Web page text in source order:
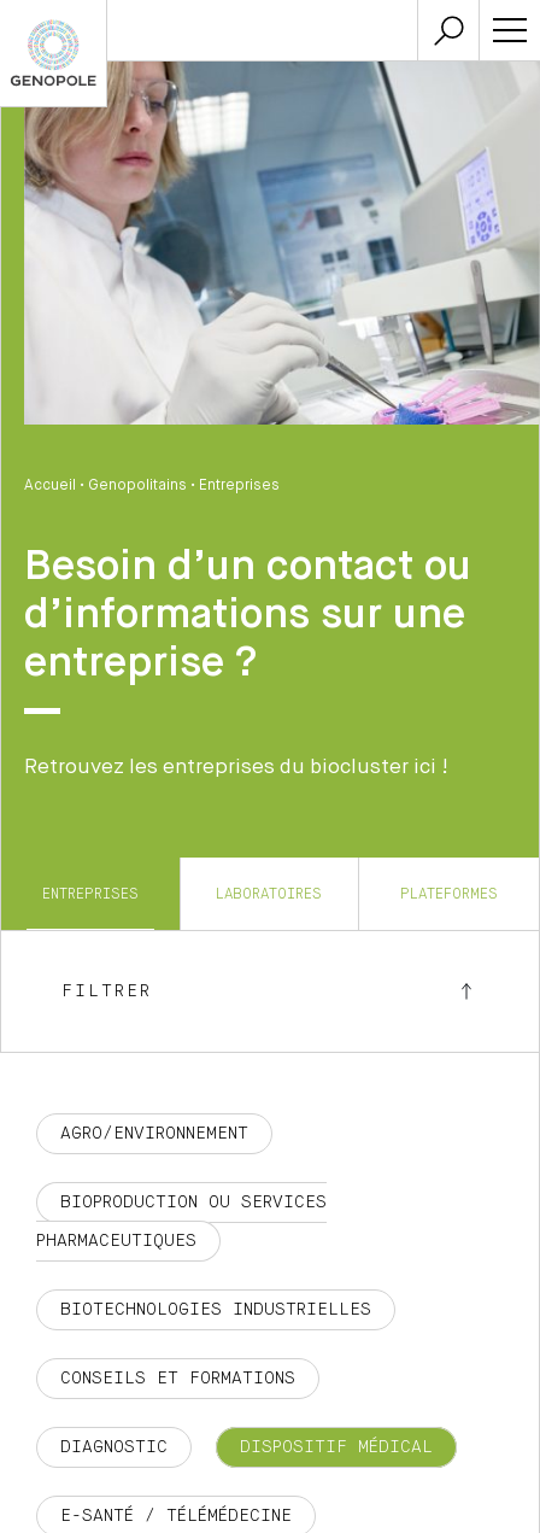
ENTREPRISES LABORATOIRES PLATEFORMES
Accueil • Genopolitains • Entreprises
Besoin d’un contact ou
d’informations sur une
entreprise ?
Retrouvez les entreprises du biocluster ici !
FILTRER
AGRO/ENVIRONNEMENT
BIOPRODUCTION OU SERVICES
PHARMACEUTIQUES
BIOTECHNOLOGIES INDUSTRIELLES
CONSEILS ET FORMATIONS
DIAGNOSTIC DISPOSITIF MÉDICAL
E-SANTÉ / TÉLÉMÉDECINE